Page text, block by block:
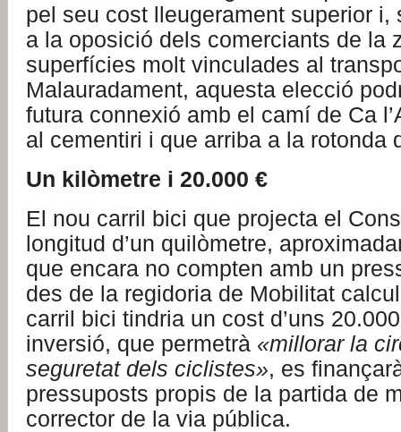
pel seu cost lleugerament superior i,
a la oposició dels comerciants de la
superfícies molt vinculades al
Malauradament, aquesta elecció
futura connexió amb el camí de Ca
al cementiri i que arriba a la rotonda
Un kilòmetre i 20.000 €
El nou carril bici que projecta el
longitud d’un quilòmetre,
que encara no compten amb un
des de la regidoria de Mobilitat
carril bici tindria un cost d’uns
inversió, que permetrà «millorar la
seguretat dels ciclistes», es
pressuposts propis de la partida de
corrector de la via pública.